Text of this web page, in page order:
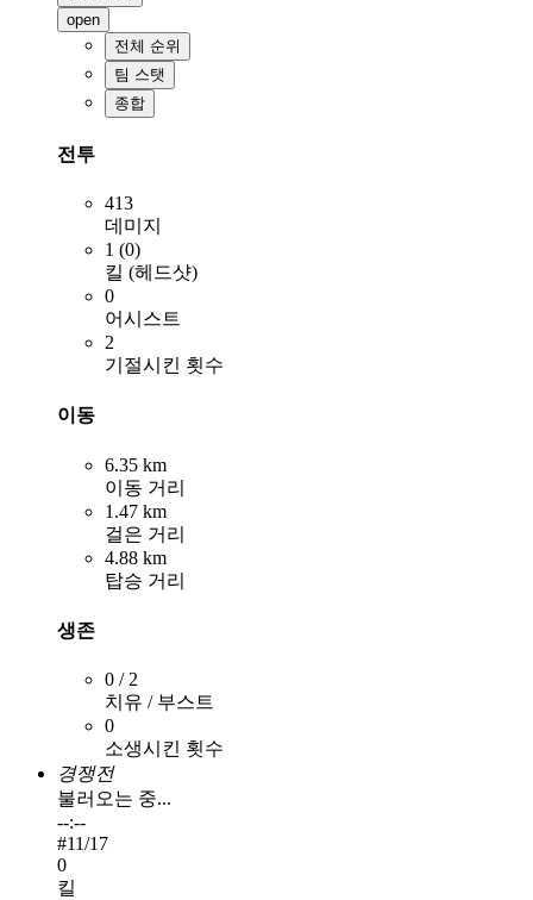
open
전체 순위
팀 스탯
종합
전투
413
데미지
1 (0)
킬 (헤드샷)
0
어시스트
2
기절시킨 횟수
이동
6.35 km
이동 거리
1.47 km
걸은 거리
4.88 km
탑승 거리
생존
0 / 2
치유 / 부스트
0
소생시킨 횟수
경쟁전
불러오는 중...
--:--
#11/17
0
킬